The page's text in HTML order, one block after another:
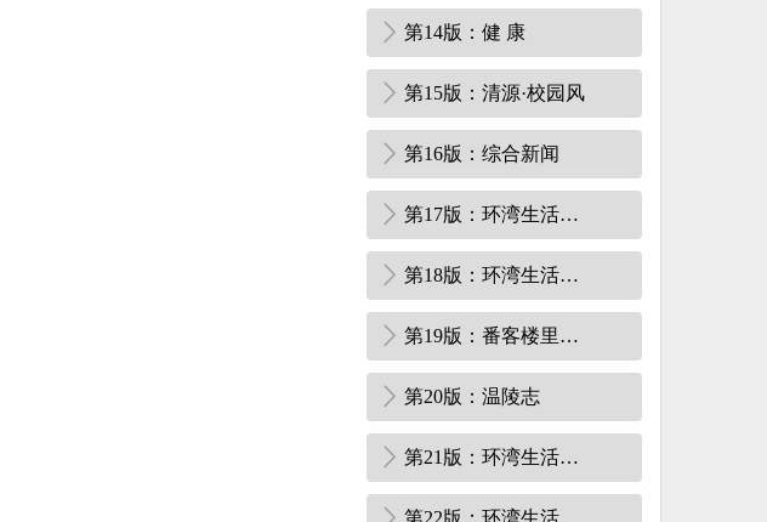
第14版：健 康
第15版：清源·校园风
第16版：综合新闻
第17版：环湾生活周刊
第18版：环湾生活周刊·调查
第19版：番客楼里的侨心
第20版：温陵志
第21版：环湾生活周刊·创意
第22版：环湾生活周刊·养生